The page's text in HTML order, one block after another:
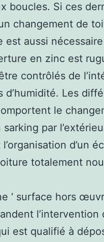
boucles. Si ces
changement de
est aussi
en zinc est
contrôlés de
d’humidité. Les
le
par
d’un
totalement
‘ surface hors
l’intervention
est qualifié à